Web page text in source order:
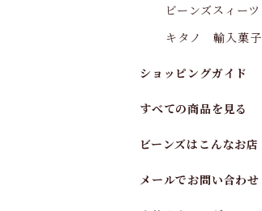
ビーンズスィーツ
キタノ 輸入菓子
ショッピングガイド
すべての商品を見る
ビーンズはこんなお店
メールでお問い合わせ